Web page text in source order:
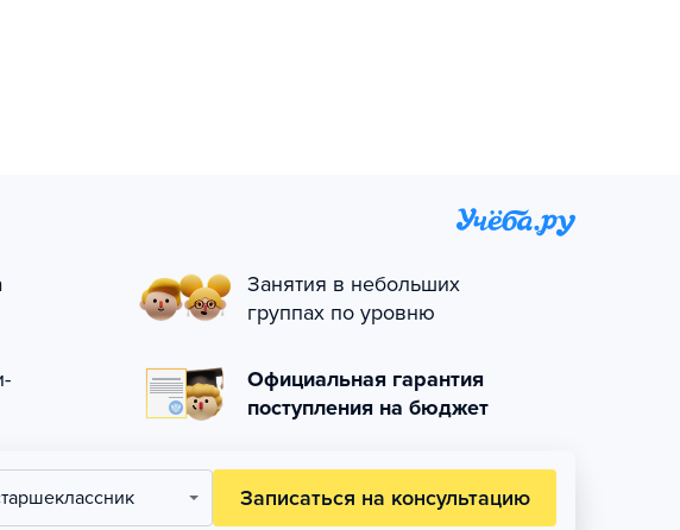
Занятия в небольших
группах по уровню
Официальная гарантия
поступления на бюджет
старшеклассник Записаться на консультацию